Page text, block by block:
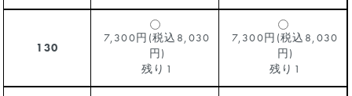
130
7,300円(税込8,030
円)
残り1
7,300円(税込8,030
円)
残り1